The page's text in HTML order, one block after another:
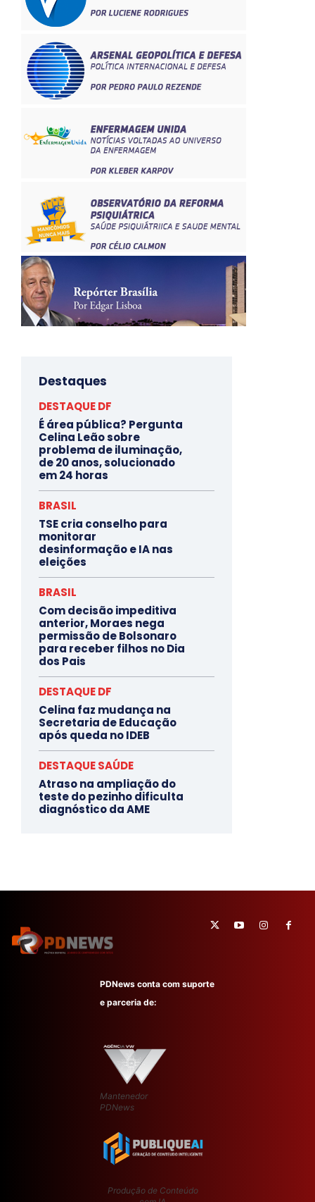
Destaques
DESTAQUE DF
É área pública? Pergunta
Celina Leão sobre
problema de iluminação,
de 20 anos, solucionado
em 24 horas
BRASIL
TSE cria conselho para
monitorar
desinformação e IA nas
eleições
BRASIL
Com decisão impeditiva
anterior, Moraes nega
permissão de Bolsonaro
para receber filhos no Dia
dos Pais
DESTAQUE DF
Celina faz mudança na
Secretaria de Educação
após queda no IDEB
DESTAQUE SAÚDE
Atraso na ampliação do
teste do pezinho dificulta
diagnóstico da AME
PDNews conta com suporte
e parceria de:
Mantenedor
PDNews
Produção de Conteúdo